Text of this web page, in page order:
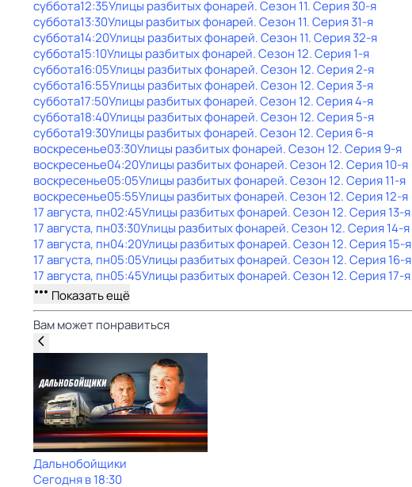
суббота12:35Улицы разбитых фонарей. Сезон 11. Серия 30-я
суббота13:30Улицы разбитых фонарей. Сезон 11. Серия 31-я
суббота14:20Улицы разбитых фонарей. Сезон 11. Серия 32-я
суббота15:10Улицы разбитых фонарей. Сезон 12. Серия 1-я
суббота16:05Улицы разбитых фонарей. Сезон 12. Серия 2-я
суббота16:55Улицы разбитых фонарей. Сезон 12. Серия 3-я
суббота17:50Улицы разбитых фонарей. Сезон 12. Серия 4-я
суббота18:40Улицы разбитых фонарей. Сезон 12. Серия 5-я
суббота19:30Улицы разбитых фонарей. Сезон 12. Серия 6-я
воскресенье03:30Улицы разбитых фонарей. Сезон 12. Серия 9-я
воскресенье04:20Улицы разбитых фонарей. Сезон 12. Серия 10-я
воскресенье05:05Улицы разбитых фонарей. Сезон 12. Серия 11-я
воскресенье05:55Улицы разбитых фонарей. Сезон 12. Серия 12-я
17 августа, пн02:45Улицы разбитых фонарей. Сезон 12. Серия 13-я
17 августа, пн03:30Улицы разбитых фонарей. Сезон 12. Серия 14-я
17 августа, пн04:20Улицы разбитых фонарей. Сезон 12. Серия 15-я
17 августа, пн05:05Улицы разбитых фонарей. Сезон 12. Серия 16-я
17 августа, пн05:45Улицы разбитых фонарей. Сезон 12. Серия 17-я
Показать ещё
Вам может понравиться
Дальнобойщики
Сегодня в 18:30